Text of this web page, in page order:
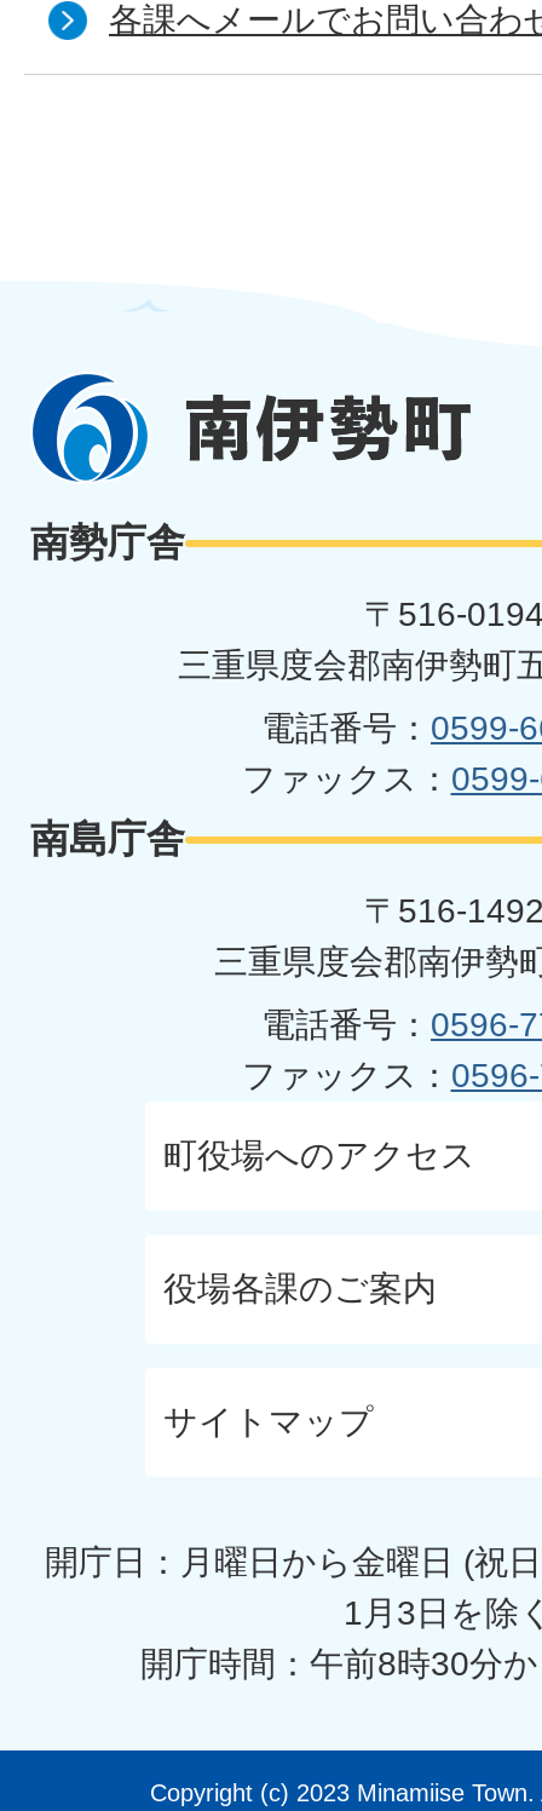
各課へメールでお問い合わ
南勢庁舎
〒516-
三重県度会郡南伊勢町
電話番号： 0599-
ファックス：
南島庁舎
〒516-
三重県度会郡南伊勢
電話番号： 0596-
ファックス：
町役場へのアクセス
役場各課のご案内
サイトマップ
開庁日：月曜日から金曜日 (祝
1月3日を除
開庁時間：午前8時30分
Copyright (c) 2023 Minamiise